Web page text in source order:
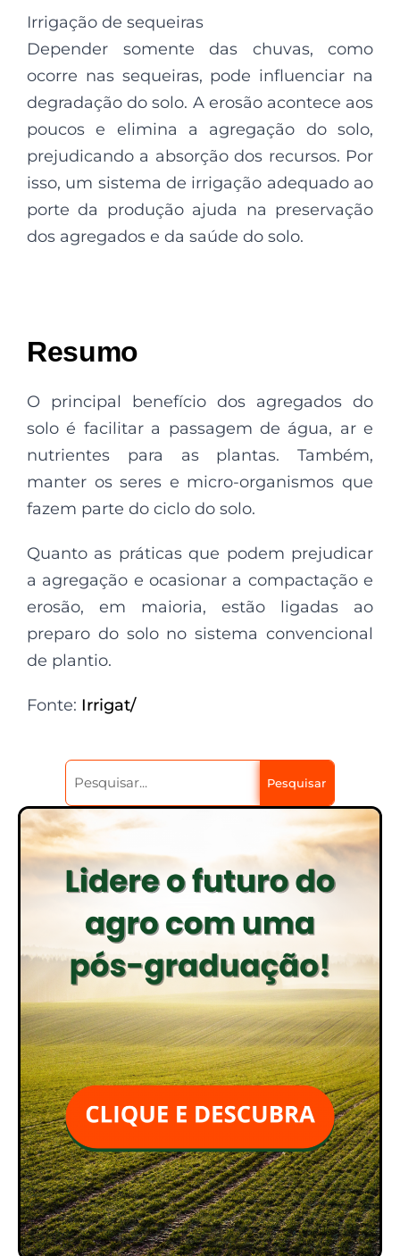
Irrigação de sequeiras
Depender somente das chuvas, como
ocorre nas sequeiras, pode influenciar na
degradação do solo. A erosão acontece aos
poucos e elimina a agregação do solo,
prejudicando a absorção dos recursos. Por
isso, um sistema de irrigação adequado ao
porte da produção ajuda na preservação
dos agregados e da saúde do solo.
Resumo
O principal benefício dos agregados do
solo é facilitar a passagem de água, ar e
nutrientes para as plantas. Também,
manter os seres e micro-organismos que
fazem parte do ciclo do solo.
Quanto as práticas que podem prejudicar
a agregação e ocasionar a compactação e
erosão, em maioria, estão ligadas ao
preparo do solo no sistema convencional
de plantio.
Fonte: Irrigat/
Pesquisar